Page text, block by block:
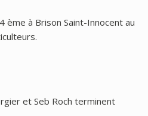
ème à Brison Saint-Innocent au
et Seb Roch terminent